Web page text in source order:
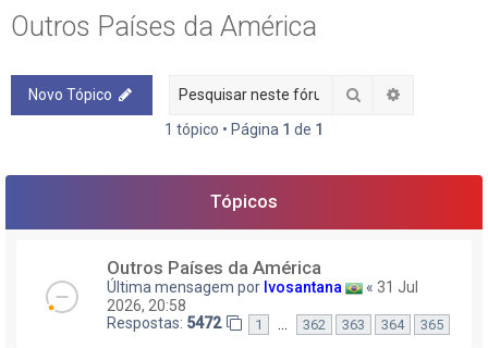
Outros Países da América
Novo Tópico Pesquisar
1 tópico • Página 1 de 1
Tópicos
Outros Países da América
Última mensagem por Ivosantana « 31 Jul
2026, 20:58
Respostas: 5472 1 362 363 364 365